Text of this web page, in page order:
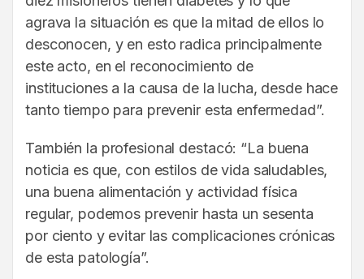
agrava la situación es que la mitad de ellos lo
desconocen, y en esto radica principalmente
este acto, en el reconocimiento de
instituciones a la causa de la lucha, desde hace
tanto tiempo para prevenir esta enfermedad”.
También la profesional destacó: “La buena
noticia es que, con estilos de vida saludables,
una buena alimentación y actividad física
regular, podemos prevenir hasta un sesenta
por ciento y evitar las complicaciones crónicas
de esta patología”.